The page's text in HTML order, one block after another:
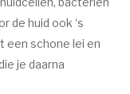
de huid ook ‘s
een schone lei en
je daarna